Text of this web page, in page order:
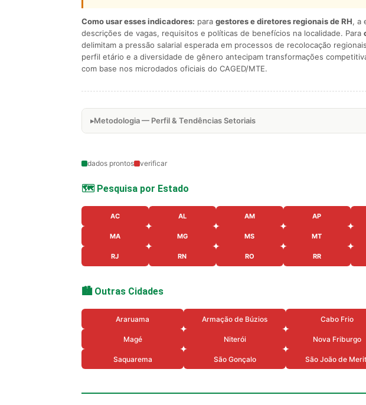
Como usar esses indicadores: para gestores e diretores regionais de RH, a
descrições de vagas, requisitos e políticas de benefícios na localidade. Para
delimitam a pressão salarial esperada em processos de recolocação
perfil etário e a diversidade de gênero antecipam transformações
com base nos microdados oficiais do CAGED/MTE.
Metodologia — Perfil & Tendências Setoriais
dados prontos verificar
🗺️ Pesquisa por Estado
AC AL AM AP
MA MG MS MT
RJ RN RO RR
🏙️ Outras Cidades
Araruama Armação de Búzios Cabo Frio
Magé Niterói Nova Friburgo
Saquarema São Gonçalo São João de